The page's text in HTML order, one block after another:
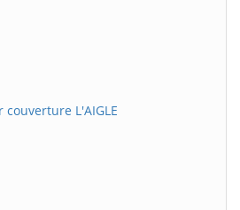
L'AIGLE